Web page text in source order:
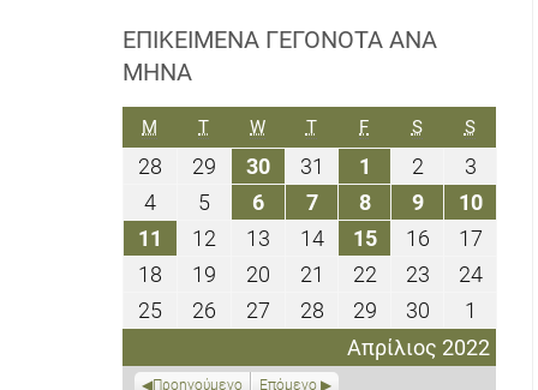
ΕΠΙΚΕΊΜΕΝΑ ΓΕΓΟΝΌΤΑ ΑΝΆ
ΜΉΝΑ
Απρίλιος 2022
M ΔΕΥΤΈΡΑ
TΤΡΊΤΗWΤΕΤΆΡΤΗ
TΠΈΜΠΤΗ
FΠΑΡΑΣΚΕΥΉ
SΣΆΒΒΑΤΟ
S
28
Μαρτίου
2022
29
Μαρτίου
2022
3030
Μαρτίου
2022
31
Μαρτίου
2022
1
Απριλίου
2022
22
Απριλίου
2022
33
2022
44
Απριλίου
2022
55
Απριλίου
2022
66
Απριλίου
2022
77
Απριλίου
2022
88
Απριλίου
2022
99
Απριλίου
2022
1010
11
Απριλίου
2022
12
Απριλίου
2022
13
Απριλίου
2022
1414
Απριλίου
2022
1515
Απριλίου
2022
1616
Απριλίου
2022
1717
18
Απριλίου
2022
19
Απριλίου
2022
20
Απριλίου
2022
21
Απριλίου
2022
2222
Απριλίου
2022
2323
Απριλίου
2022
2424
2022
2525
Απριλίου
26
Απριλίου
27
Απριλίου
2828
Απριλίου
2022
2929
Απριλίου
2022
3030
Απριλίου
2022
1
Μαΐου
2022
Προηγούμενο Επόμενο